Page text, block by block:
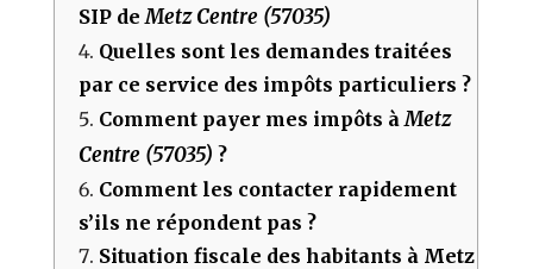
SIP deMetz Centre (57035)
Quelles sont les demandes traitées
par ce service des impôts particuliers ?
Comment payer mes impôts àMetz
Centre (57035) ?
Comment les contacter rapidement
s’ils ne répondent pas ?
Situation fiscale des habitants à Metz